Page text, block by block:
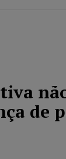
de